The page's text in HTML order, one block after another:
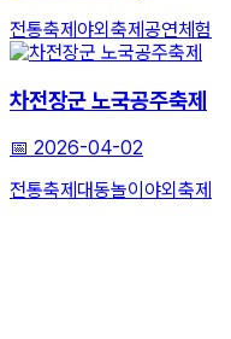
전통축제야외축제공연체험
차전장군 노국공주축제
📅 2026-04-02
전통축제 대동놀이 야외축제